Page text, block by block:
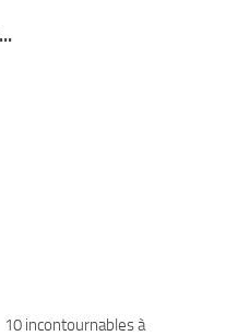
10 incontournables à